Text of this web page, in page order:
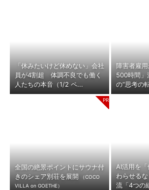
「休みたいけど休めない」会社
員が4割超 体調不良でも働く
人たちの本音（1/2 ペ...
障害者雇
500時間
の“思考の
全国の絶景ポイントにサウナ付
きのシェア別荘を展開
（COCO
VILLA on GOETHE）
AI活用を
わらせる
流「4つの